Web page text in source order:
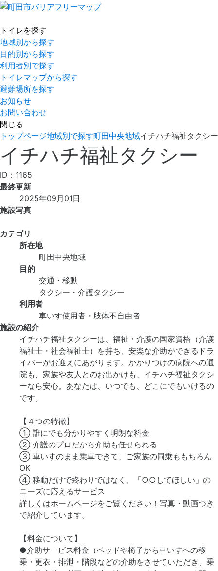
トイレを探す
地域別から探す
目的別から探す
利用者別で探す
トイレマップから探す
避難場所を探す
お知らせ
お問い合わせ
閉じる
トップページ地域別で探す町田中央地域イチハチ福祉タクシー
イチハチ福祉タクシー
ID：1165
最終更新
2025年09月01日
施設写真
カテゴリ
所在地
町田中央地域
目的
交通・移動
タクシー・介護タクシー
利用者
車いす使用者・肢体不自由者
施設の紹介
イチハチ福祉タクシーは、福祉・介護の国家資格（介護
福祉士・社会福祉士）を持ち、安楽な介助ができるドラ
イバーがお迎えにあがります。かかりつけの病院への通
院も、家族や友人とのお出かけも、イチハチ福祉タクシ
ーなら安心。あなたは、いつでも、どこにでもいけるの
です。
【４つの特徴】
① 誰にでも分かりやすく明朗な料金
② 介護のプロだから介助も任せられる
③ 車いすのまま乗車できて、ご家族の同乗ももちろん
OK
④ 移動だけで終わりではなく、「○○してほしい」の
ニーズに応えるサービス
詳しくはホームページをご覧ください！写真・動画つき
で紹介しています。
【料金について】
●介助サービス料金（ベッドや椅子から車いすへの移
乗・更衣・排泄・階段などの介助をさせていただき、乗